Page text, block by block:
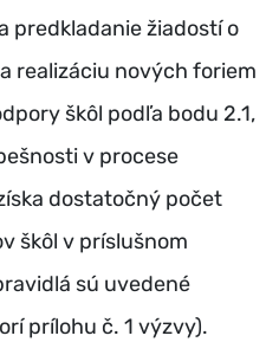
predkladanie žiadostí o
realizáciu nových foriem
škôl podľa bodu 2.1,
v procese
dostatočný počet
škôl v príslušnom
sú uvedené
prílohu č. 1 výzvy).